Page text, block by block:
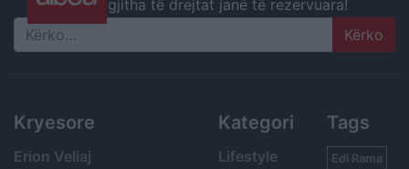
gjitha të drejtat janë të rezervuara!
Search
Kryesore
Erion Veliaj
Kategori
Lifestyle
Tags
Edi Rama